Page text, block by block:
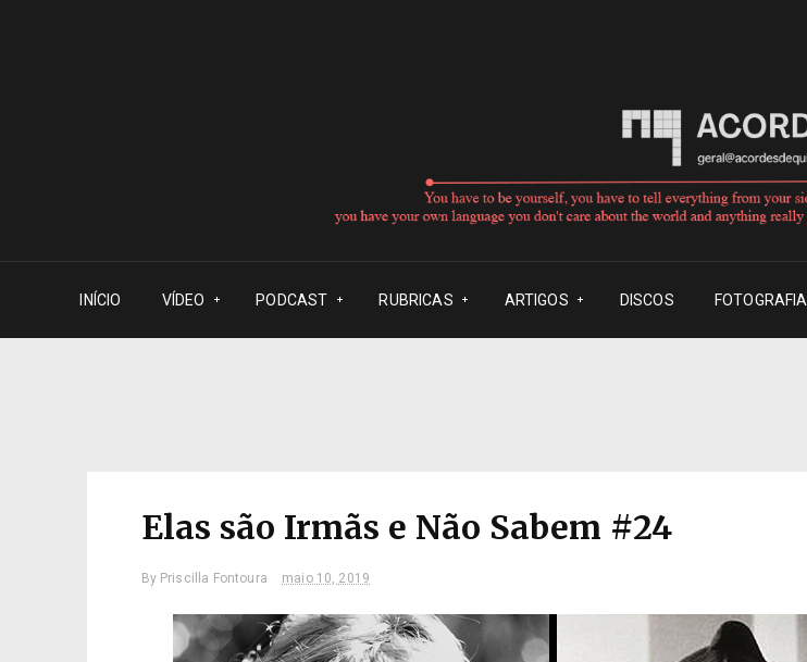
INÍCIO VÍDEO PODCAST RUBRICAS ARTIGOS DISCOS FOTOGRAFIA
Elas são Irmãs e Não Sabem #24
By Priscilla Fontoura maio 10, 2019